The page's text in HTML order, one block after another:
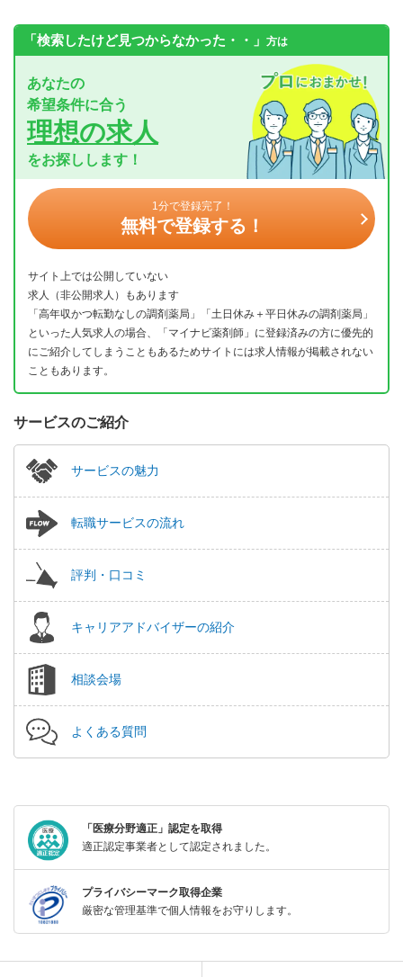
「検索したけど見つからなかった・・」 方は
あなたの
希望条件に合う
理想の求人
をお探しします！
1分で登録完了！
無料で登録する！
サイト上では公開していない
求人（非公開求人）もあります
「高年収かつ転勤なしの調剤薬局」「土日休み＋平日休みの調剤薬局」
といった人気求人の場合、「マイナビ薬剤師」に登録済みの方に優先的
にご紹介してしまうこともあるためサイトには求人情報が掲載されない
こともあります。
サービスのご紹介
サービスの魅力
転職サービスの流れ
評判・口コミ
キャリアアドバイザーの紹介
相談会場
よくある質問
「医療分野適正」認定を取得
適正認定事業者として認定されました。
プライバシーマーク取得企業
厳密な管理基準で個人情報をお守りします。